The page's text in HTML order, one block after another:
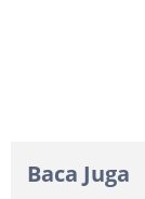
Baca Juga